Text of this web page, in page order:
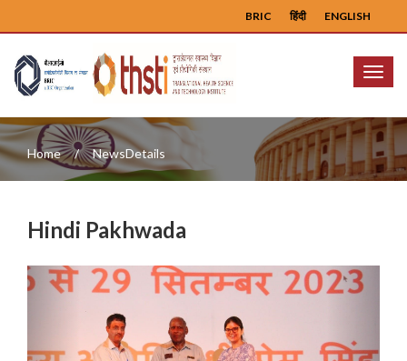
ENGLISH
हिंदी
BRIC
Menu
Home NewsDetails
Hindi Pakhwada
Previous Next